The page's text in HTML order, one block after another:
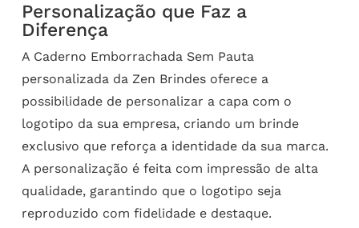
Personalização que Faz a
Diferença
A Caderno Emborrachada Sem Pauta
personalizada da Zen Brindes oferece a
possibilidade de personalizar a capa com o
logotipo da sua empresa, criando um brinde
exclusivo que reforça a identidade da sua marca.
A personalização é feita com impressão de alta
qualidade, garantindo que o logotipo seja
reproduzido com fidelidade e destaque.